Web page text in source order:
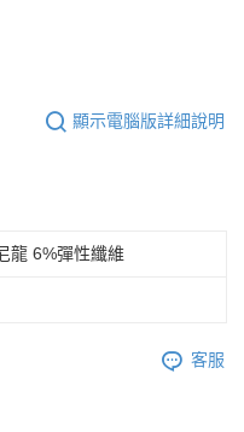
顯示電腦版詳細說明
龍 6%彈性纖維
客服